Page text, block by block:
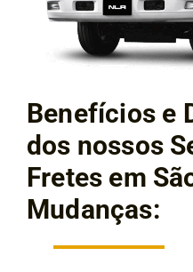
Benefícios e
dos nossos
Fretes em
Mudanças: